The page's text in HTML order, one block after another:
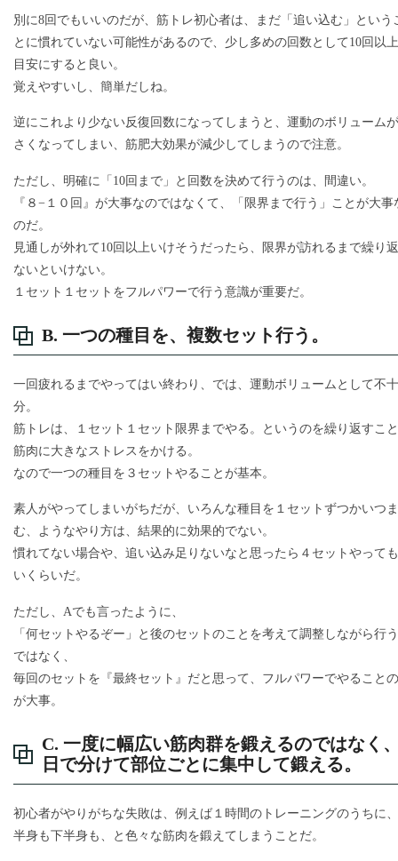
別に8回でもいいのだが、筋トレ初心者は、まだ「追い込む」という
とに慣れていない可能性があるので、少し多めの回数として10回以
目安にすると良い。
覚えやすいし、簡単だしね。
逆にこれより少ない反復回数になってしまうと、運動のボリューム
さくなってしまい、筋肥大効果が減少してしまうので注意。
ただし、明確に「10回まで」と回数を決めて行うのは、間違い。
『８−１０回』が大事なのではなくて、「限界まで行う」ことが大事
のだ。
見通しが外れて10回以上いけそうだったら、限界が訪れるまで繰り
ないといけない。
１セット１セットをフルパワーで行う意識が重要だ。
B. 一つの種目を、複数セット行う。
一回疲れるまでやってはい終わり、では、運動ボリュームとして不十
分。
筋トレは、１セット１セット限界までやる。というのを繰り返すこ
筋肉に大きなストレスをかける。
なので一つの種目を３セットやることが基本。
素人がやってしまいがちだが、いろんな種目を１セットずつかいつま
む、ようなやり方は、結果的に効果的でない。
慣れてない場合や、追い込み足りないなと思ったら４セットやって
いくらいだ。
ただし、Aでも言ったように、
「何セットやるぞー」と後のセットのことを考えて調整しながら行
ではなく、
毎回のセットを『最終セット』だと思って、フルパワーでやること
が大事。
C. 一度に幅広い筋肉群を鍛えるのではなく
日で分けて部位ごとに集中して鍛える。
初心者がやりがちな失敗は、例えば１時間のトレーニングのうちに
半身も下半身も、と色々な筋肉を鍛えてしまうことだ。